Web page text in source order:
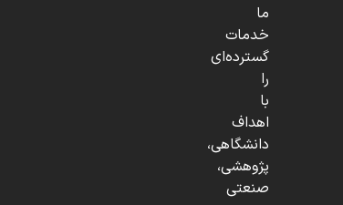
ما
خدمات
گسترده‌ای
را
با
اهداف
دانشگاهی،
پژوهشی،
صنعتی